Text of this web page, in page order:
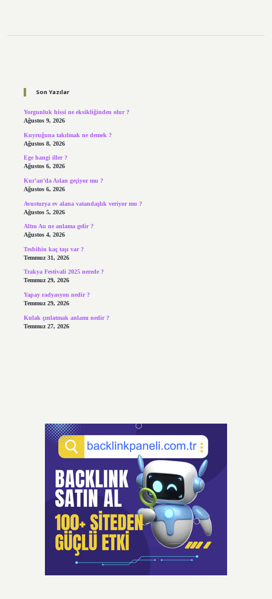
Son Yazılar
Yorgunluk hissi ne eksikliğinden olur ?
Ağustos 9, 2026
Kuyruğuna takılmak ne demek ?
Ağustos 8, 2026
Ege hangi iller ?
Ağustos 6, 2026
Kur’an’da Aslan geçiyor mu ?
Ağustos 6, 2026
Avusturya ev alana vatandaşlık veriyor mu ?
Ağustos 5, 2026
Altın Au ne anlama gelir ?
Ağustos 4, 2026
Tesbihin kaç taşı var ?
Temmuz 31, 2026
Trakya Festivali 2025 nerede ?
Temmuz 29, 2026
Yapay radyasyon nedir ?
Temmuz 29, 2026
Kulak çınlatmak anlamı nedir ?
Temmuz 27, 2026